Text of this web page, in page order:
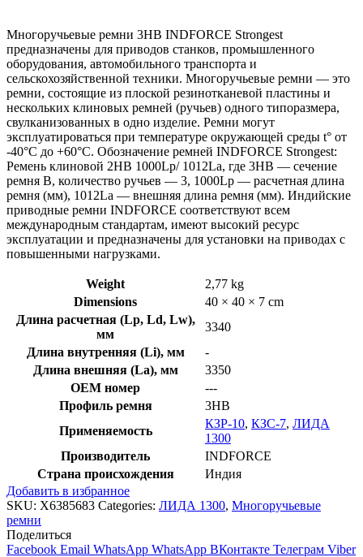
Многоручьевые ремни 3HB INDFORCE Strongest
предназначены для приводов станков, промышленного
оборудования, автомобильного транспорта и
сельскохозяйственной техники. Многоручьевые ремни — это
ремни, состоящие из плоской резинотканевой пластины и
нескольких клиновых ремней (ручьев) одного типоразмера,
свулканизованных в одно изделие. Ремни могут
эксплуатироваться при температуре окружающей среды t° от
-40°С до +60°С. Обозначение ремней INDFORCE Strongest:
Ремень клиновой 2HB 1000Lp/ 1012La, где 3HB — сечение
ремня B, количество ручьев — 3, 1000Lp — расчетная длина
ремня (мм), 1012La — внешняя длина ремня (мм). Индийские
приводные ремни INDFORCE соответствуют всем
международным стандартам, имеют высокий ресурс
эксплуатации и предназначены для установки на приводах с
повышенными нагрузками.
Weight
2,77 kg
Dimensions
40 × 40 × 7 cm
Длина расчетная (Lp, Ld, Lw),
мм
3340
Длина внутренняя (Li), мм
-
Длина внешняя (La), мм
3350
OEM номер
---
Профиль ремня
3HB
Применяемость
КЗР-10, КЗС-7, ЛИДА
1300
Производитель
INDFORCE
Страна происхождения
Индия
Добавить в избранное
SKU: X6385683 Categories: ЛИДА 1300, Многоручьевые
ремни
Поделиться
Facebook Email WhatsApp WhatsApp ВКонтакте Телеграм Viber